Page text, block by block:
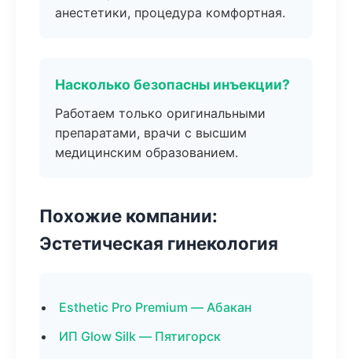
анестетики, процедура комфортная.
Насколько безопасны инъекции?
Работаем только оригинальными
препаратами, врачи с высшим
медицинским образованием.
Похожие компании:
Эстетическая гинекология
Esthetic Pro Premium — Абакан
ИП Glow Silk — Пятигорск